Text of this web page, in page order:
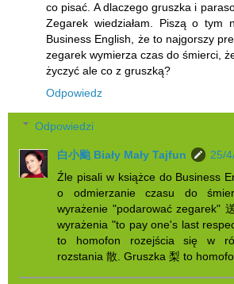
co pisać. A dlaczego gruszka i
Zegarek wiedziałam. Piszą o tym
Business English, że to najgorszy
zegarek wymierza czas do śmierci,
życzyć ale co z gruszką?
Odpowiedz
Odpowiedzi
白小颱 Biały Mały Tajfun
25/
Źle pisali w książce do Business
o odmierzanie czasu do
wyrażenie "podarować zegarek"
wyrażenia "to pay one's last
to homofon rozejścia się w
rozstania 散. Gruszka 梨 to